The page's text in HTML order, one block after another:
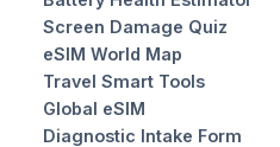
Screen Damage Quiz
eSIM World Map
Travel Smart Tools
Global eSIM
Diagnostic Intake Form